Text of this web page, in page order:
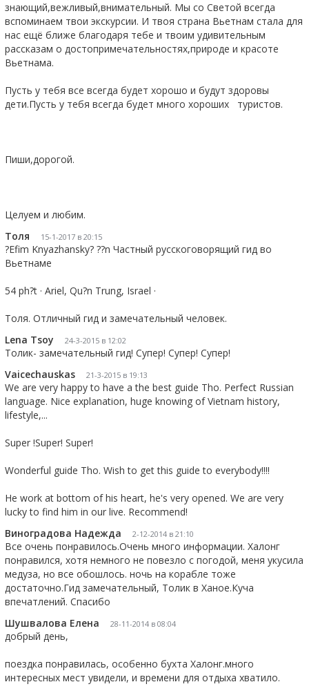
знающий,вежливый,внимательный. Мы со Светой всегда
вспоминаем твои экскурсии. И твоя страна Вьетнам стала для
нас ещё ближе благодаря тебе и твоим удивительным
рассказам о достопримечательностях,природе и красоте
Вьетнама.
Пусть у тебя все всегда будет хорошо и будут здоровы
дети.Пусть у тебя всегда будет много хороших   туристов.
Пиши,дорогой.
Целуем и любим.
Толя
15-1-2017 в 20:15
?Efim Knyazhansky? ??n Частный русскоговорящий гид во
Вьетнаме
54 ph?t · Ariel, Qu?n Trung, Israel ·
Толя. Отличный гид и замечательный человек.
Lena Tsoy
24-3-2015 в 12:02
Толик- замечательный гид! Супер! Супер! Супер!
Vaicechauskas
21-3-2015 в 19:13
We are very happy to have a the best guide Tho. Perfect Russian
language. Nice explanation, huge knowing of Vietnam history,
lifestyle,...
Super !Super! Super!
Wonderful guide Tho. Wish to get this guide to everybody!!!!
He work at bottom of his heart, he's very opened. We are very
lucky to find him in our live. Recommend!
Виноградова Надежда
2-12-2014 в 21:10
Все очень понравилось.Очень много информации. Халонг
понравился, хотя немного не повезло с погодой, меня укусила
медуза, но все обошлось. ночь на корабле тоже
достаточно.Гид замечательный, Толик в Ханое.Куча
впечатлений. Спасибо
Шушвалова Елена
28-11-2014 в 08:04
добрый день,
поездка понравилась, особенно бухта Халонг.много
интересных мест увидели, и времени для отдыха хватило.